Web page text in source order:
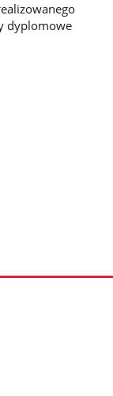
dyplomowe